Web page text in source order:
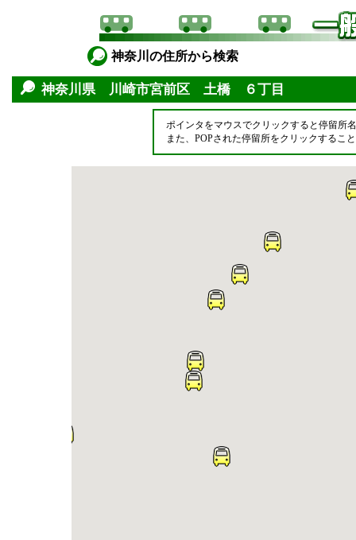
神奈川の住所から検索
神奈川県 川崎市宮前区 土橋 ６丁目
ポインタをマウスでクリックすると停留所
また、POPされた停留所をクリックするこ